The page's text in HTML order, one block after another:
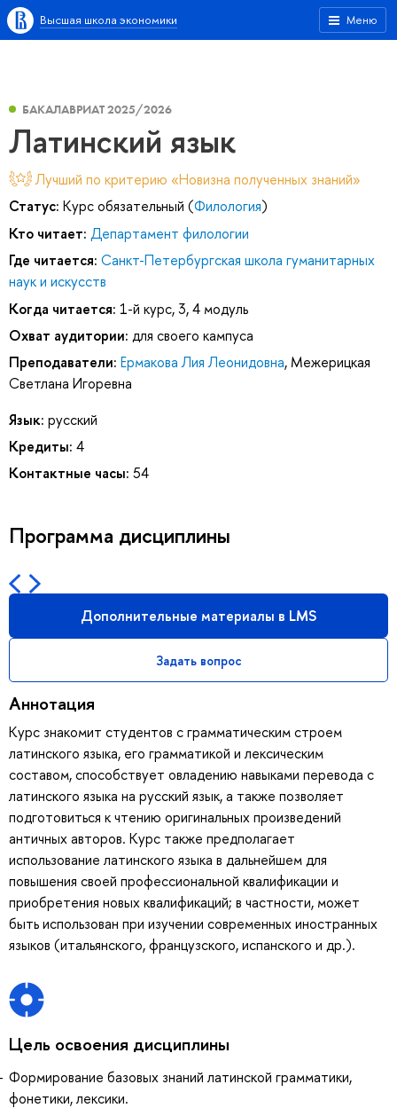
Меню
Высшая школа экономики
БАКАЛАВРИАТ 2025/2026
Латинский язык
Лучший по критерию «Новизна полученных знаний»
Статус: Курс обязательный (Филология)
Кто читает: Департамент филологии
Где читается: Санкт-Петербургская школа гуманитарных
наук и искусств
Когда читается: 1-й курс, 3, 4 модуль
Охват аудитории: для своего кампуса
Преподаватели: Ермакова Лия Леонидовна, Межерицкая
Светлана Игоревна
Язык: русский
Кредиты: 4
Контактные часы: 54
Программа дисциплины
Дополнительные материалы в LMS
Задать вопрос
Аннотация
Курс знакомит студентов с грамматическим строем
латинского языка, его грамматикой и лексическим
составом, способствует овладению навыками перевода с
латинского языка на русский язык, а также позволяет
подготовиться к чтению оригинальных произведений
античных авторов. Курс также предполагает
использование латинского языка в дальнейшем для
повышения своей профессиональной квалификации и
приобретения новых квалификаций; в частности, может
быть использован при изучении современных иностранных
языков (итальянского, французского, испанского и др.).
Цель освоения дисциплины
Формирование базовых знаний латинской грамматики,
фонетики, лексики.